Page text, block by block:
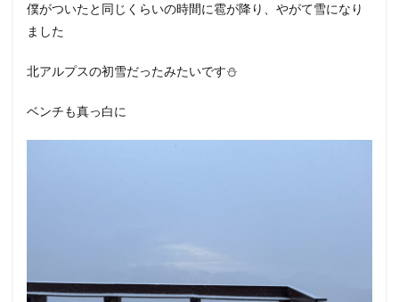
僕がついたと同じくらいの時間に雹が降り、やがて雪になり
ました
北アルプスの初雪だったみたいです⛄️
ベンチも真っ白に